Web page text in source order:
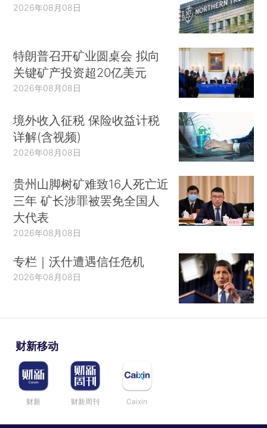
2026年08月08日
特朗普召开矿业圆桌会 拟向
关键矿产投资超20亿美元
2026年08月08日
境外收入征税 保险收益计税
详解(含视频)
2026年08月08日
贵州山脚树矿难致16人死亡近
三年 矿长涉罪被罢免全国人
大代表
2026年08月08日
专栏｜沃什遭遇信任危机
2026年08月08日
财新移动
财新 财新周刊 Caixin